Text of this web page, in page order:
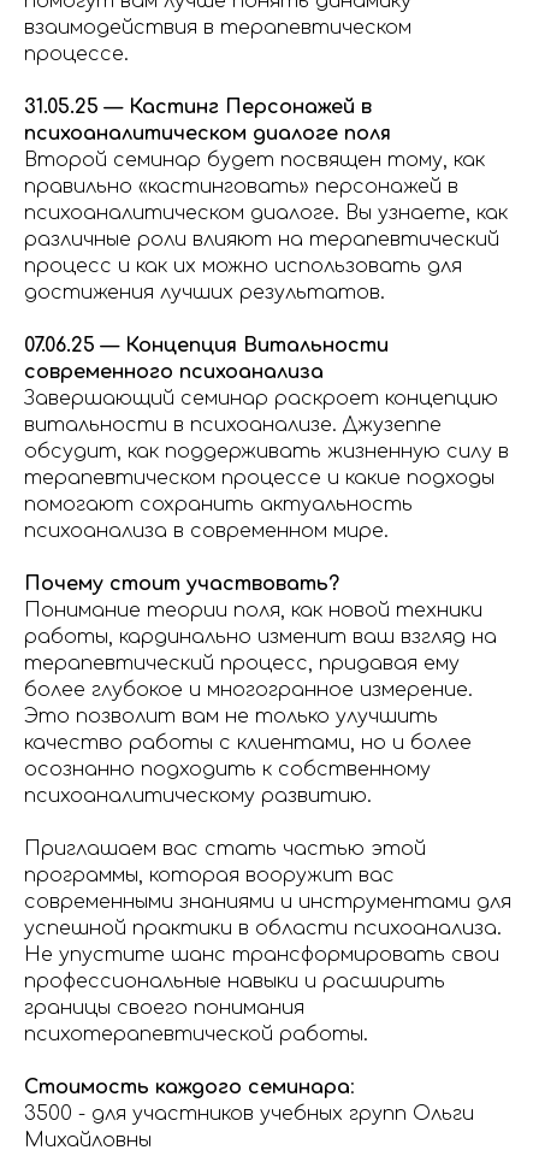
взаимодействия в терапевтическом
процессе.
31.05.25 — Кастинг Персонажей в
психоаналитическом диалоге поля
Второй семинар будет посвящен тому, как
правильно «кастинговать» персонажей в
психоаналитическом диалоге. Вы узнаете, как
различные роли влияют на терапевтический
процесс и как их можно использовать для
достижения лучших результатов.
07.06.25 — Концепция Витальности
современного психоанализа
Завершающий семинар раскроет концепцию
витальности в психоанализе. Джузеппе
обсудит, как поддерживать жизненную силу в
терапевтическом процессе и какие подходы
помогают сохранить актуальность
психоанализа в современном мире.
Почему стоит участвовать?
Понимание теории поля, как новой техники
работы, кардинально изменит ваш взгляд на
терапевтический процесс, придавая ему
более глубокое и многогранное измерение.
Это позволит вам не только улучшить
качество работы с клиентами, но и более
осознанно подходить к собственному
психоаналитическому развитию.
Приглашаем вас стать частью этой
программы, которая вооружит вас
современными знаниями и инструментами для
успешной практики в области психоанализа.
Не упустите шанс трансформировать свои
профессиональные навыки и расширить
границы своего понимания
психотерапевтической работы.
Стоимость каждого семинара:
3500 - для участников учебных групп Ольги
Михайловны